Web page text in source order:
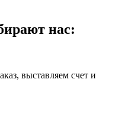
нас:
выставляем счет и